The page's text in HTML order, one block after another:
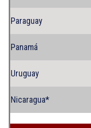
Paraguay
Panamá
Uruguay
Nicaragua*